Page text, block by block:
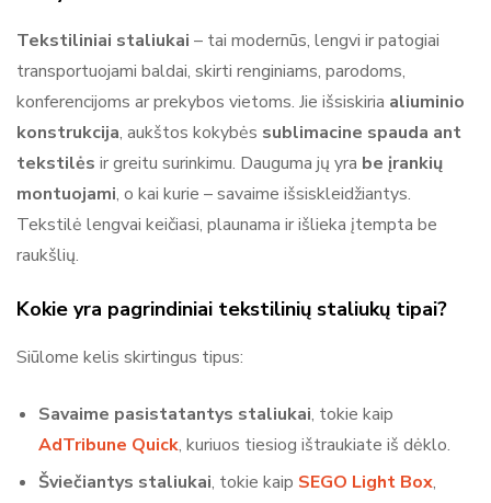
Tekstiliniai staliukai – tai modernūs, lengvi ir patogiai
transportuojami baldai, skirti renginiams, parodoms,
konferencijoms ar prekybos vietoms. Jie išsiskiria aliuminio
konstrukcija, aukštos kokybės sublimacine spauda ant
tekstilės ir greitu surinkimu. Dauguma jų yra be įrankių
montuojami, o kai kurie – savaime išsiskleidžiantys.
Tekstilė lengvai keičiasi, plaunama ir išlieka įtempta be
raukšlių.
Kokie yra pagrindiniai tekstilinių staliukų tipai?
Siūlome kelis skirtingus tipus:
Savaime pasistatantys staliukai, tokie kaip
AdTribune Quick, kuriuos tiesiog ištraukiate iš dėklo.
Šviečiantys staliukai, tokie kaip SEGO Light Box,